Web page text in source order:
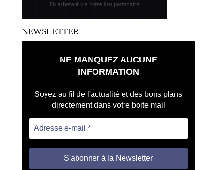
NEWSLETTER
NE MANQUEZ AUCUNE
INFORMATION
Soyez au fil de l'actualité et des bons plans
directement dans votre boite mail